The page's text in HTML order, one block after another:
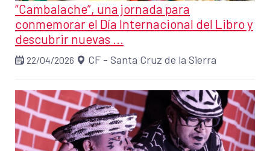
“Cambalache”, una jornada para
conmemorar el Día Internacional del Libro y
descubrir nuevas ...
22/04/2026 CF - Santa Cruz de la Sierra